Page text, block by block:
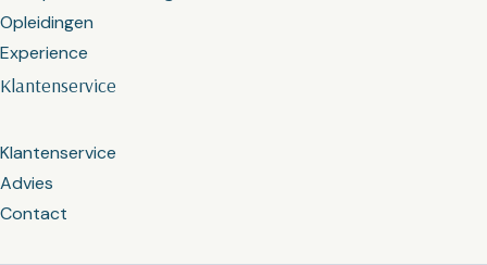
Klantenservice
Klantenservice
Advies
Contact
Opleidingen
Experience